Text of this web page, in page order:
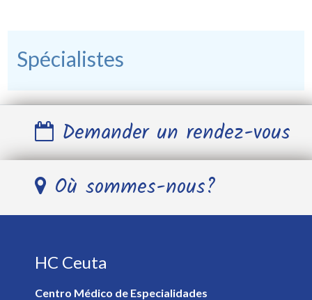
Spécialistes
Demander un rendez-vous
Télephone *
E-mail *
Où sommes-nous?
HC Ceuta
Centro Médico de Especialidades